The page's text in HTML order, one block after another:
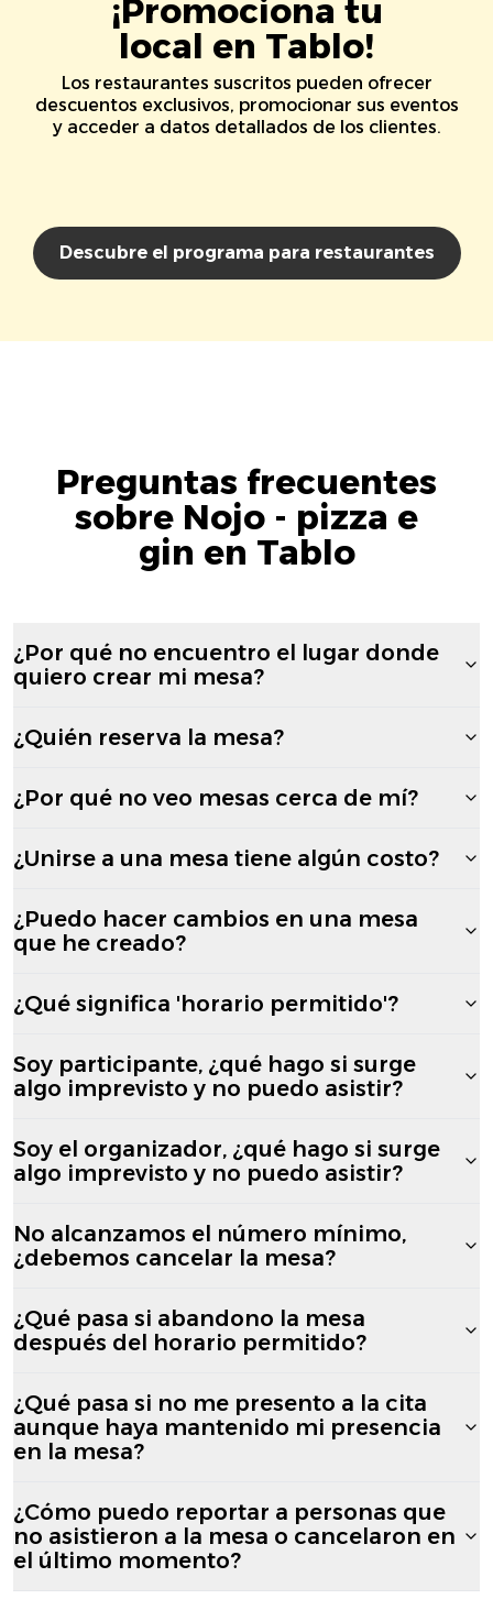
¡Promociona tu
local en Tablo!
Los restaurantes suscritos pueden ofrecer
descuentos exclusivos, promocionar sus eventos
y acceder a datos detallados de los clientes.
Descubre el programa para restaurantes
Preguntas frecuentes
sobre Nojo - pizza e
gin en Tablo
¿Por qué no encuentro el lugar donde
quiero crear mi mesa?
¿Quién reserva la mesa?
¿Por qué no veo mesas cerca de mí?
¿Unirse a una mesa tiene algún costo?
¿Puedo hacer cambios en una mesa
que he creado?
¿Qué significa 'horario permitido'?
Soy participante, ¿qué hago si surge
algo imprevisto y no puedo asistir?
Soy el organizador, ¿qué hago si surge
algo imprevisto y no puedo asistir?
No alcanzamos el número mínimo,
¿debemos cancelar la mesa?
¿Qué pasa si abandono la mesa
después del horario permitido?
¿Qué pasa si no me presento a la cita
aunque haya mantenido mi presencia
en la mesa?
¿Cómo puedo reportar a personas que
no asistieron a la mesa o cancelaron en
el último momento?